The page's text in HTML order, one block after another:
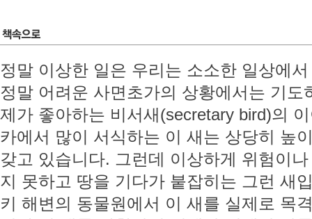
정말 이상한 일은 우리는 소소한 일상에
정말 어려운 사면초가의 상황에서는 기
제가 좋아하는 비서새(secretary bird)의
카에서 많이 서식하는 이 새는 상당히 높
갖고 있습니다. 그런데 이상하게 위험이
지 못하고 땅을 기다가 붙잡히는 그런 새
키 해변의 동물원에서 이 새를 실제로 목